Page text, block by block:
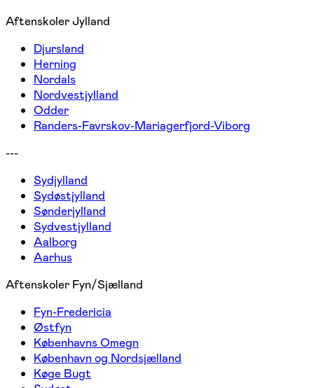
Aftenskoler Jylland
Djursland
Herning
Nordals
Nordvestjylland
Odder
Randers-Favrskov-Mariagerfjord-Viborg
---
Sydjylland
Sydøstjylland
Sønderjylland
Sydvestjylland
Aalborg
Aarhus
Aftenskoler Fyn/Sjælland
Fyn-Fredericia
Østfyn
Københavns Omegn
København og Nordsjælland
Køge Bugt